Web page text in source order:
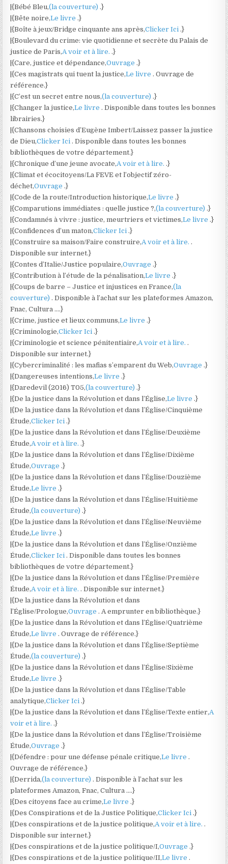
|{Bébé Bleu,(la couverture).}
|{Bête noire,Le livre.}
|{Boîte à jeux/Bridge cinquante ans après,Clicker Ici.}
|{Boulevard du crime: vie quotidienne et secrète du Palais de
justice de Paris,A voir et à lire..}
|{Care, justice et dépendance,Ouvrage.}
|{Ces magistrats qui tuent la justice,Le livre. Ouvrage de
référence.}
|{C’est un secret entre nous,(la couverture).}
|{Changer la justice,Le livre. Disponible dans toutes les bonnes
librairies.}
|{Chansons choisies d’Eugène Imbert/Laissez passer la justice
de Dieu,Clicker Ici. Disponible dans toutes les bonnes
bibliothèques de votre département.}
|{Chronique d’une jeune avocate,A voir et à lire..}
|{Climat et écocitoyens/La FEVE et l’objectif zéro-
déchet,Ouvrage.}
|{Code de la route/Introduction historique,Le livre.}
|{Comparutions immédiates : quelle justice ?,(la couverture).}
|{Condamnés à vivre : justice, meurtriers et victimes,Le livre.}
|{Confidences d’un maton,Clicker Ici.}
|{Construire sa maison/Faire construire,A voir et à lire..
Disponible sur internet.}
|{Contes d’Italie/Justice populaire,Ouvrage.}
|{Contribution à l’étude de la pénalisation,Le livre.}
|{Coups de barre – Justice et injustices en France,(la
couverture). Disponible à l’achat sur les plateformes Amazon,
Fnac, Cultura ….}
|{Crime, justice et lieux communs,Le livre.}
|{Criminologie,Clicker Ici.}
|{Criminologie et science pénitentiaire,A voir et à lire..
Disponible sur internet.}
|{Cybercriminalité : les mafias s’emparent du Web,Ouvrage.}
|{Dangereuses intentions,Le livre.}
|{Daredevil (2016) T05,(la couverture).}
|{De la justice dans la Révolution et dans l’Église,Le livre.}
|{De la justice dans la Révolution et dans l’Église/Cinquième
Étude,Clicker Ici.}
|{De la justice dans la Révolution et dans l’Église/Deuxième
Étude,A voir et à lire..}
|{De la justice dans la Révolution et dans l’Église/Dixième
Étude,Ouvrage.}
|{De la justice dans la Révolution et dans l’Église/Douzième
Étude,Le livre.}
|{De la justice dans la Révolution et dans l’Église/Huitième
Étude,(la couverture).}
|{De la justice dans la Révolution et dans l’Église/Neuvième
Étude,Le livre.}
|{De la justice dans la Révolution et dans l’Église/Onzième
Étude,Clicker Ici. Disponible dans toutes les bonnes
bibliothèques de votre département.}
|{De la justice dans la Révolution et dans l’Église/Première
Étude,A voir et à lire.. Disponible sur internet.}
|{De la justice dans la Révolution et dans
l’Église/Prologue,Ouvrage. A emprunter en bibliothèque.}
|{De la justice dans la Révolution et dans l’Église/Quatrième
Étude,Le livre. Ouvrage de référence.}
|{De la justice dans la Révolution et dans l’Église/Septième
Étude,(la couverture).}
|{De la justice dans la Révolution et dans l’Église/Sixième
Étude,Le livre.}
|{De la justice dans la Révolution et dans l’Église/Table
analytique,Clicker Ici.}
|{De la justice dans la Révolution et dans l’Église/Texte entier,A
voir et à lire..}
|{De la justice dans la Révolution et dans l’Église/Troisième
Étude,Ouvrage.}
|{Défendre : pour une défense pénale critique,Le livre.
Ouvrage de référence.}
|{Derrida,(la couverture). Disponible à l’achat sur les
plateformes Amazon, Fnac, Cultura ….}
|{Des citoyens face au crime,Le livre.}
|{Des Conspirations et de la Justice Politique,Clicker Ici.}
|{Des conspirations et de la justice politique,A voir et à lire..
Disponible sur internet.}
|{Des conspirations et de la justice politique/I,Ouvrage.}
|{Des conspirations et de la justice politique/II,Le livre.